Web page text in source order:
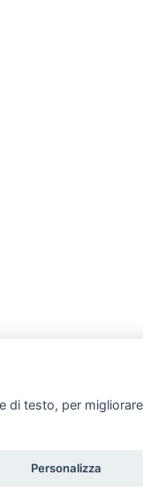
S.r.l.
siliconica|Gomma
di testo, per
Personalizza